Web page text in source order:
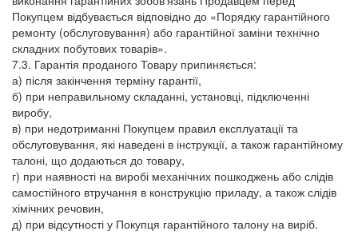
Покупцем відбувається відповідно до «Порядку гарантійного
ремонту (обслуговування) або гарантійної заміни технічно
складних побутових товарів».
7.3. Гарантія проданого Товару припиняється:
а) після закінчення терміну гарантії,
б) при неправильному складанні, установці, підключенні
виробу,
в) при недотриманні Покупцем правил експлуатації та
обслуговування, які наведені в інструкції, а також гарантійному
талоні, що додаються до товару,
г) при наявності на виробі механічних пошкоджень або слідів
самостійного втручання в конструкцію приладу, а також слідів
хімічних речовин,
д) при відсутності у Покупця гарантійного талону на виріб.